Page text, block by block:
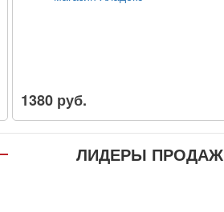
1380 руб.
ЛИДЕРЫ ПРОДАЖ